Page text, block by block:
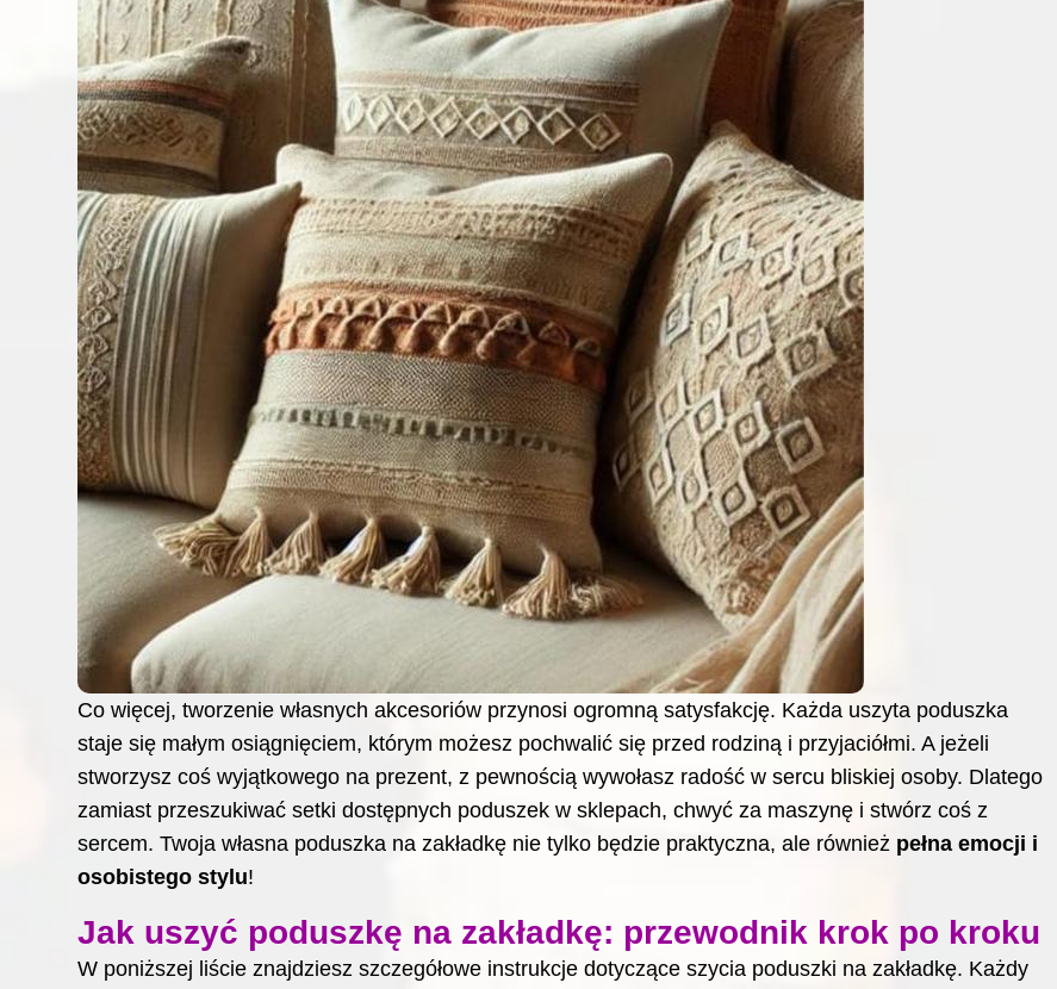
Co więcej, tworzenie własnych akcesoriów przynosi ogromną satysfakcję. Każda uszyta poduszka
staje się małym osiągnięciem, którym możesz pochwalić się przed rodziną i przyjaciółmi. A jeżeli
stworzysz coś wyjątkowego na prezent, z pewnością wywołasz radość w sercu bliskiej osoby. Dlatego
zamiast przeszukiwać setki dostępnych poduszek w sklepach, chwyć za maszynę i stwórz coś z
sercem. Twoja własna poduszka na zakładkę nie tylko będzie praktyczna, ale również pełna emocji i
osobistego stylu!
Jak uszyć poduszkę na zakładkę: przewodnik krok po kroku
W poniższej liście znajdziesz szczegółowe instrukcje dotyczące szycia poduszki na zakładkę. Każdy